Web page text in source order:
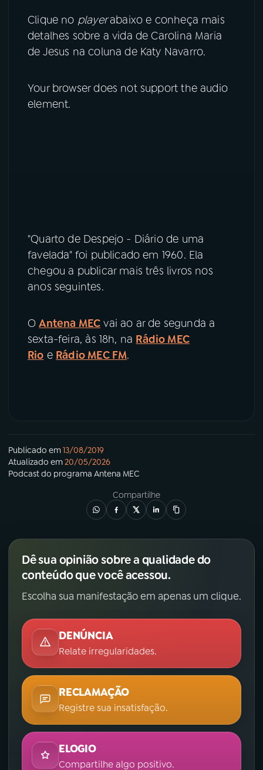
Clique no playerabaixo e conheça mais
detalhes sobre a vida de Carolina Maria
de Jesus na coluna de Katy Navarro.
Your browser does not support the audio
element.
"Quarto de Despejo - Diário de uma
favelada" foi publicado em 1960. Ela
chegou a publicar mais três livros nos
anos seguintes.
OAntena MEC vai ao ar de segunda a
sexta-feira, às 18h, na Rádio MEC
Rio e Rádio MEC FM.
Publicado em13/08/2019
Atualizado em20/05/2026
Podcastdo programa Antena MEC
Compartilhe
Dê sua opinião sobre a qualidade do
conteúdo que você acessou.
Escolha sua manifestação em apenas um clique.
DENÚNCIA
Relate irregularidades.
RECLAMAÇÃO
Registre sua insatisfação.
ELOGIO
Compartilhe algo positivo.